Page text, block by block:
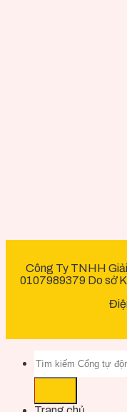
Công Ty TNHH
0107989379 Do sở